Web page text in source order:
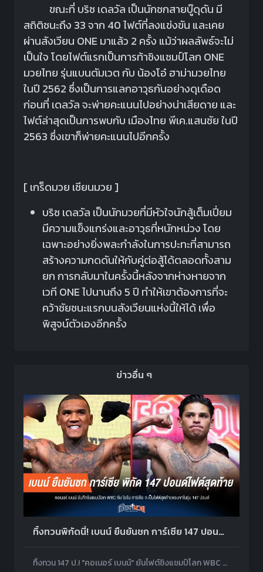
ขณะที่ บริซ เดลวัล เป็นนักชกสายบู๊ดุดัน มี
สถิติชนะถึง 33 จาก 40 ไฟต์ที่ลงแข่งขัน และเคย
ผ่านสังเวียน ONE มาแล้ว 2 ครั้ง แม้ว่าผลลัพธ์จะไม่
เป็นใจ โดยไฟต์แรกเป็นการท้าชิงแชมป์โลก ONE
มวยไทย รุ่นแบนตัมเวต กับ น้องโอ๋ ฮาม่ามวยไทย
ในปี 2562 ซึ่งเป็นการแลกอาวุธกันอย่างดุเดือด
ก่อนที่ เดลวัล จะพ่ายคะแนนไปอย่างน่าเสียดาย และ
ไฟต์ล่าสุดเป็นการพบกับ เมืองไทย พีเค.แสนชัย ในปี
2563 ซึ่งเขาก็พ่ายคะแนนไปอีกครั้ง
[ เกร็ดมวย เซียนมวย ]
บริซ เดลวัล เป็นนักมวยที่มีหัวใจนักสู้เต็มเปี่ยม
มีความแข็งแกร่งและอาวุธที่หนักหน่วง โดย
เฉพาะอย่างยิ่งพละกำลังในการปะทะที่สามารถ
สร้างความกดดันให้กับคู่ต่อสู้ได้ตลอดทั้งสาม
ยก การกลับมาในครั้งนี้หลังจากห่างหายจาก
เวที ONE ไปนานถึง 5 ปี ทำให้เขาต้องการที่จะ
คว้าชัยชนะแรกบนสังเวียนแห่งนี้ให้ได้ เพื่อ
พิสูจน์ตัวเองอีกครั้ง
ข่าวอื่น ๆ
ทิ้งทวนพิกัดนี้! เบนน์ ยืนยันชก การ์เซีย 147 ปอนด์ ก่อนขยับรุ่น
ทิ้งทวน 147 ป.! "คอเนอร์ เบนน์" ยันไฟต์ชิงแชมป์โลก WBC กับ "ไรอัน การ์เซีย" คือครั้งสุดท้ายในรุ่นเวลเตอร์เวต